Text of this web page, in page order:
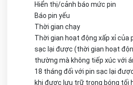
Hiển thị/cảnh báo mức pin
Báo pin yếu
Thời gian chạy
Thời gian hoạt động xấp xỉ của
sạc lại được (thời gian hoạt
thường mà không tiếp xúc với
18 tháng đối với pin sạc lại
khi được lưu trữ trong bóng tối